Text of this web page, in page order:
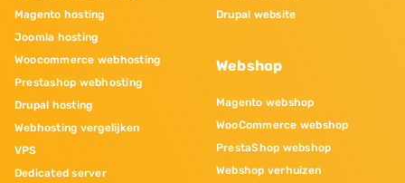
Magento hosting
Joomla hosting
Woocommerce webhosting
Prestashop webhosting
Drupal hosting
Webhosting vergelijken
VPS
Dedicated server
Drupal website
Webshop
Magento webshop
WooCommerce webshop
PrestaShop webshop
Webshop verhuizen